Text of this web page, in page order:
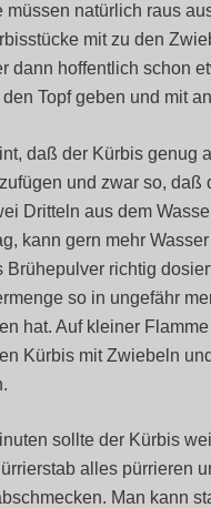
müssen natürlich raus
mit zu den
dann hoffentlich schon
Topf geben und mit
daß der Kürbis genug
und zwar so, daß
Dritteln aus dem
kann gern mehr
Brühepulver richtig
so in ungefähr
hat. Auf kleiner
Kürbis mit Zwiebeln
sollte der Kürbis
alles pürrieren
Man kann